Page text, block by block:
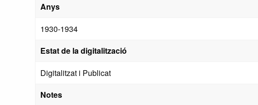
Anys
1930-1934
Estat de la digitalització
Digitalitzat i Publicat
Notes